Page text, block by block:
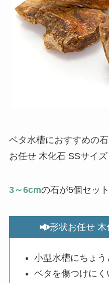
ベタ水槽におすすめの
お任せ 木化石 SSサイズ
3～6cmの石が5個セッ
形状お任せ
小型水槽にちょ
ベタを傷つけに